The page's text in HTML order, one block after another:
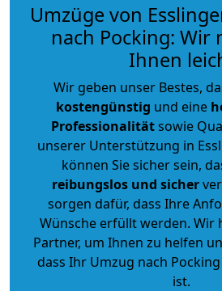
Umzüge von
nach Pocking: Wir
Ihnen
Wir geben unser Bestes,
kostengünstig und eine
Professionalitätsowie
unserer Unterstützung in
können Sie sicher sein,
reibungslos und sicher
sorgen dafür, dass Ihre
Wünsche erfüllt werden. Wir
Partner, um Ihnen zu helfen
dass Ihr Umzug nach
ist.